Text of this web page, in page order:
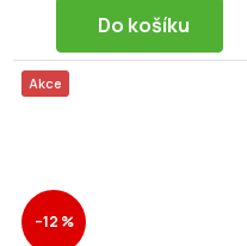
Do košíku
Akce
–12 %